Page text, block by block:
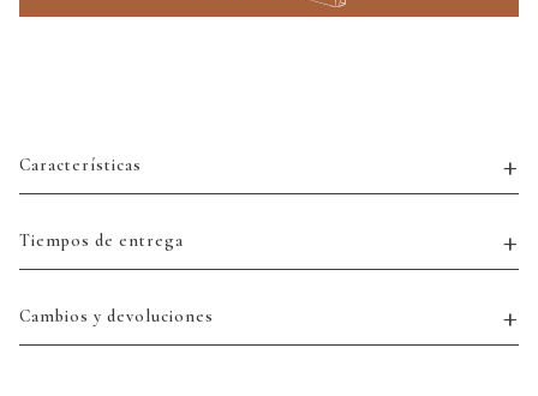
Características
Tiempos de entrega
Cambios y devoluciones